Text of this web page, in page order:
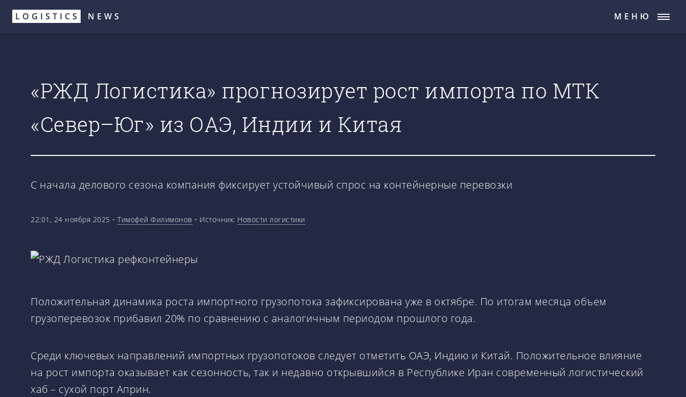
Перейти
LOGISTICS NEWS МЕНЮ
«РЖД Логистика» прогнозирует рост импорта по МТК
«Север–Юг» из ОАЭ, Индии и Китая
С начала делового сезона компания фиксирует устойчивый спрос на контейнерные перевозки
22:01, 24 ноября 2025 • Тимофей Филимонов • Источник: Новости логистики
Положительная динамика роста импортного грузопотока зафиксирована уже в октябре. По итогам месяца объем
грузоперевозок прибавил 20% по сравнению с аналогичным периодом прошлого года.
Среди ключевых направлений импортных грузопотоков следует отметить ОАЭ, Индию и Китай. Положительное влияние
на рост импорта оказывает как сезонность, так и недавно открывшийся в Республике Иран современный логистический
хаб – сухой порт Априн.